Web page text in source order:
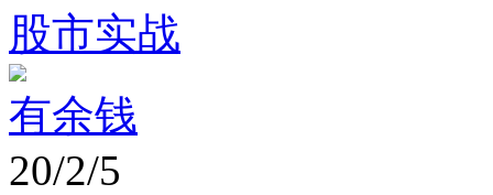
股市实战
有余钱
20/2/5